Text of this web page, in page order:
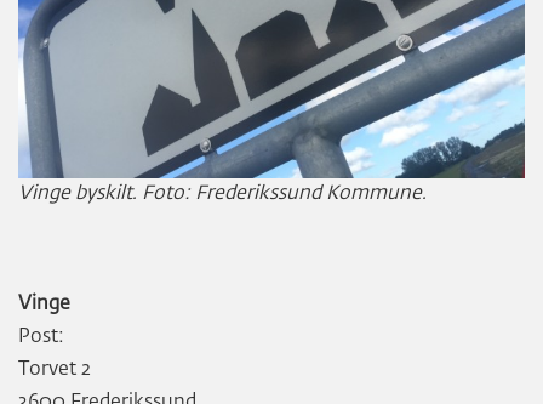
Vinge byskilt. Foto: Frederikssund Kommune.
Vinge
Post:
Torvet 2